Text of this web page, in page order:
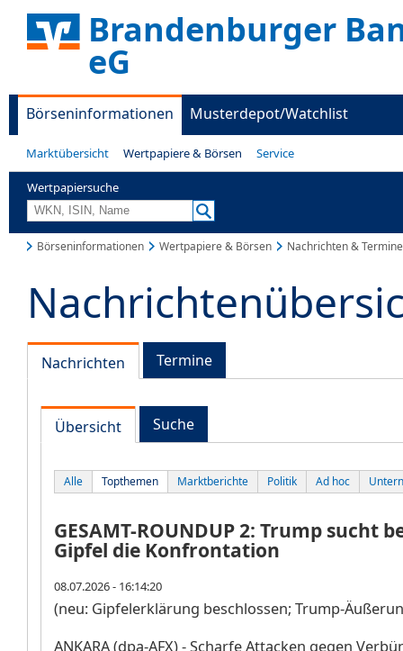
Brandenburger
eG
Börseninformationen Musterdepot/Watchlist
Marktübersicht Wertpapiere & Börsen Service
Wertpapiersuche
Börseninformationen Wertpapiere & Börsen Nachrichten & Termine
Nachrichten Termine
Übersicht Suche
Alle Topthemen Marktberichte Politik Ad hoc
GESAMT-ROUNDUP 2: Trump sucht
Gipfel die Konfrontation
08.07.2026 - 16:14:20
(neu: Gipfelerklärung beschlossen; Trump-
ANKARA (dpa-AFX) - Scharfe Attacken gegen